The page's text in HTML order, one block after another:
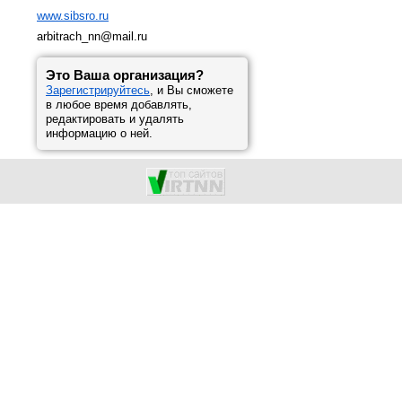
www.sibsro.ru
arbitrach_nn@mail.ru
Это Ваша организация?
Зарегистрируйтесь, и Вы сможете
в любое время добавлять,
редактировать и удалять
информацию о ней.